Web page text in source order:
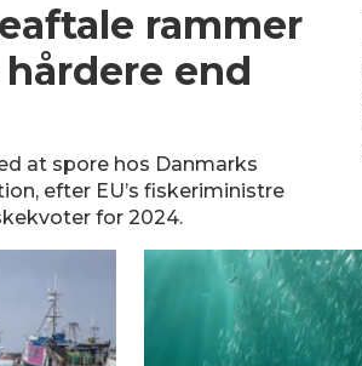
rammer
end
at spore hos Danmarks
efter EU’s fiskeriministre
for 2024.